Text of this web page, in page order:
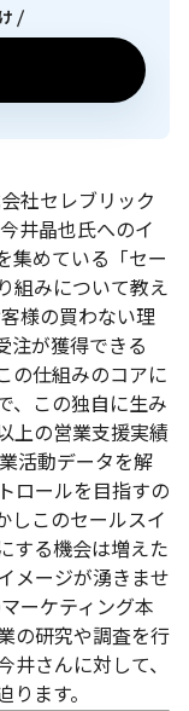
社セレブリック
今井晶也氏へのイ
集めている「セー
組みについて教え
様の買わない理
注が獲得できる
の仕組みのコアに
、この独自に生み
上の営業支援実績
活動データを解
ロールを目指すの
しこのセールスイ
する機会は増えた
メージが湧きませ
ーケティング本
の研究や調査を行
さんに対して、
ます。